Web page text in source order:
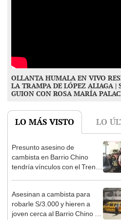
OLLANTA HUMALA EN VIVO
LA TRAMPA DE LÓPEZ ALIAGA |
GUION CON ROSA MARÍA
LO MÁS VISTO LO
Presunto asesino de
cambista en Barrio Chino
tendría vínculos con el Tren
Asesinan a cambista para
robarle S/3.000 y hieren a
joven cerca al Barrio Chino en